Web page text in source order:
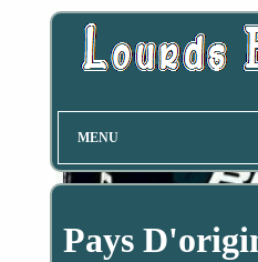
MENU
Pays